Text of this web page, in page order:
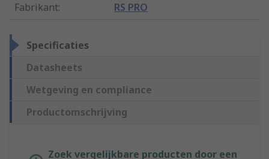
Fabrikant: RS PRO
Specificaties
Datasheets
Wetgeving en compliance
Productomschrijving
Zoek vergelijkbare producten door een